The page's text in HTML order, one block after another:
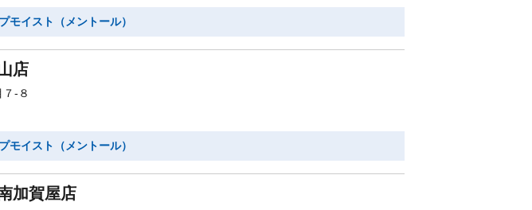
イスト（メントール）
店
-８
イスト（メントール）
加賀屋店